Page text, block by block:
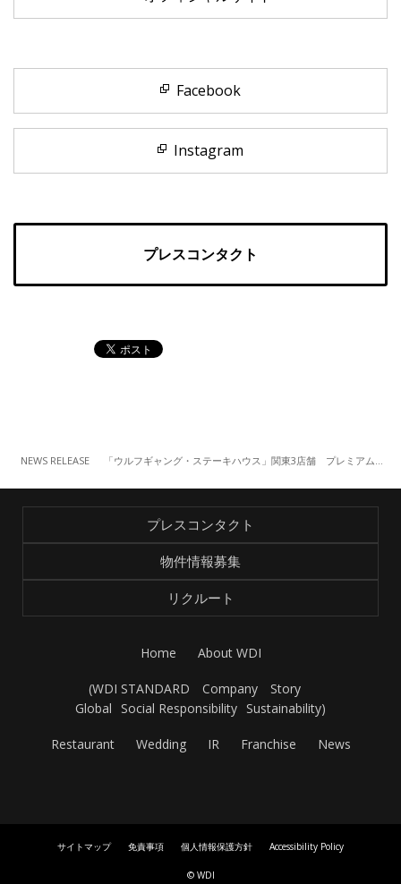
Facebook
Instagram
プレスコンタクト
NEWS RELEASE
プレスコンタクト
物件情報募集
リクルート
Home About WDI
(WDI STANDARD Company
Story
Global Social Responsibility Sustainability)
Restaurant Wedding IR Franchise News
サイトマップ 免責事項 個人情報保護方針 Accessibility Policy
© WDI